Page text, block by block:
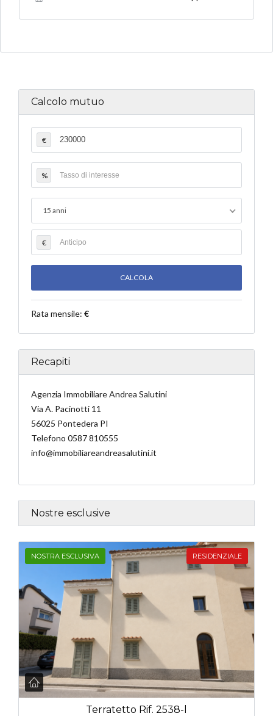
Calcolo mutuo
€
%
15 anni
€
Rata mensile: €
Recapiti
Agenzia Immobiliare Andrea Salutini
Via A. Pacinotti 11
56025 Pontedera PI
Telefono 0587 810555
info@immobiliareandreasalutini.it
Nostre esclusive
NOSTRA ESCLUSIVA RESIDENZIALE
Terratetto Rif. 2538-l